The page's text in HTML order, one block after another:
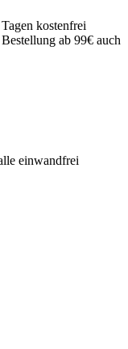
kostenfrei
ab 99€ auch
einwandfrei